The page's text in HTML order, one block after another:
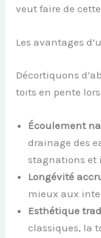
veut faire de
Les avantages
Décortiquons
toits en pente
Écoulement
drainage des
stagnations
Longévité
mieux aux
Esthétique
classiques, la